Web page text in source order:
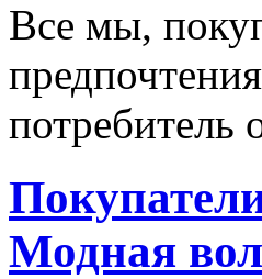
Все мы,
потребитель
Модная